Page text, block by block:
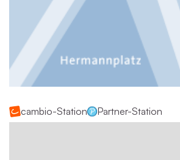
cambio-Station Partner-Station